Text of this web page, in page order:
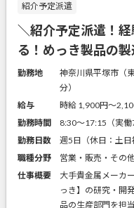
紹介予定派遣
＼紹介予定派遣！
る！めっき製品の
勤務地
神奈川県平塚市（
分）
給与
時給 1,900円〜
勤務時間
8:30～17:15（実働
勤務日数
週5日（休日：土日
職種分野
営業・販売・その
仕事概要
大手貴金属メーカ
っき】の研究・開
品の生産部門を担当